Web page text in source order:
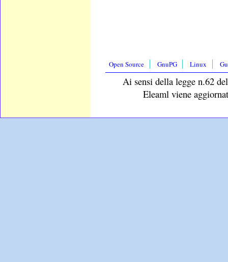
Open Source GnuPG Linux
Ai sensi della legge n.62
Eleaml viene